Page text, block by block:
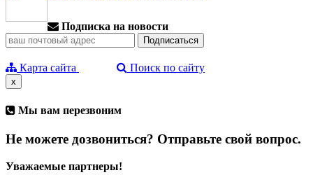
Подписка на новости
Карта сайта Поиск по сайту
x
Мы вам перезвоним
Не можете дозвониться? Отправьте свой вопрос.
Уважаемые партнеры!